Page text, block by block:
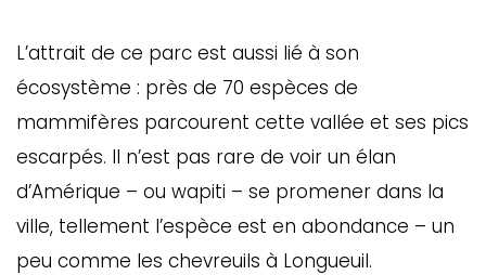
L’attrait de ce parc est aussi lié à son
écosystème : près de 70 espèces de
mammifères parcourent cette vallée et ses pics
escarpés. Il n’est pas rare de voir un élan
d’Amérique – ou wapiti – se promener dans la
ville, tellement l’espèce est en abondance – un
peu comme les chevreuils à Longueuil.